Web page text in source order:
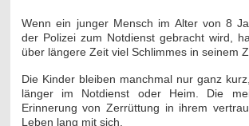
Wenn ein junger Mensch im Alter von 8
der Polizei zum Notdienst gebracht wird,
über längere Zeit viel Schlimmes in seinem
Die Kinder bleiben manchmal nur ganz
länger im Notdienst oder Heim. Die
Erinnerung von Zerrüttung in ihrem
Leben lang mit sich.